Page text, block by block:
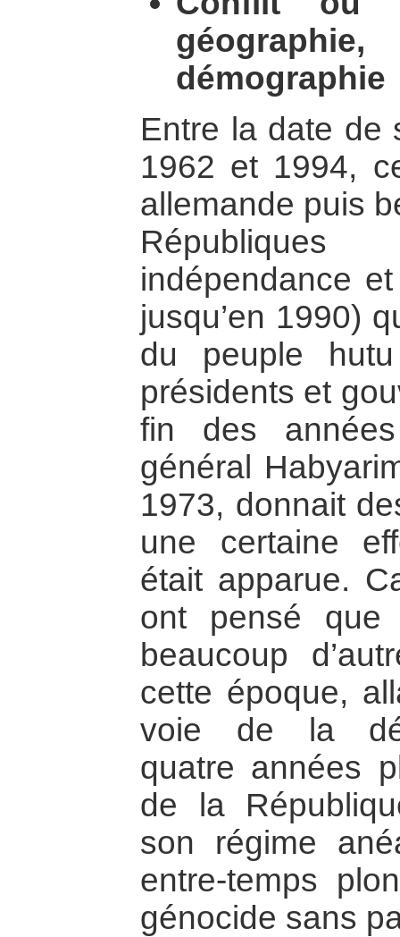
démographie
Entre la date de
1962 et 1994,
allemande puis
indépendance
jusqu’en 1990)
du peuple
présidents et
fin des
général
1973, donnait
une certaine
était apparue.
ont pensé que
beaucoup
cette époque,
voie de la
quatre années
de la
son régime
entre-temps
génocide sans